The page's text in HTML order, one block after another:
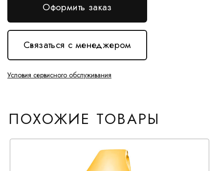
Оформить заказ
Связаться с менеджером
Условия сервисного обслуживания
ПОХОЖИЕ ТОВАРЫ